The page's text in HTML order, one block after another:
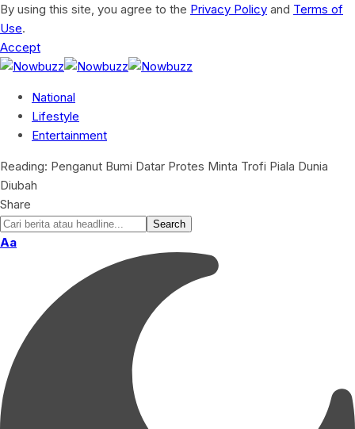
By using this site, you agree to the Privacy Policy and Terms of
Use.
Accept
National
Lifestyle
Entertainment
Reading: Penganut Bumi Datar Protes Minta Trofi Piala Dunia
Diubah
Share
Font
Aa